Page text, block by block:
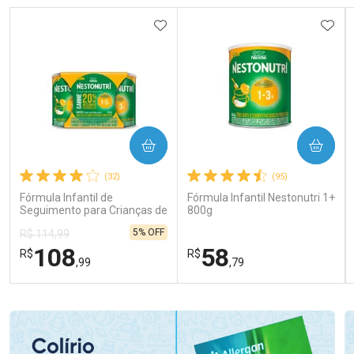
(32)
Fórmula Infantil de
Seguimento para Crianças de
Primeira Infância Nestonutri
2 Unidades de 800g cada
R$ 114,99
R$108,99
5% OFF
ADICIONAR AOS FAVORITOS
COMPRAR
(95)
Fórmula Infantil Nestonutri 1+
800g
R$58,79
COMPRAR
Laboratório
Por Menos